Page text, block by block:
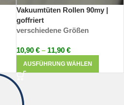
Vakuumtüten Rollen 90my |
goffriert
verschiedene Größen
10,90 €– 11,90 €
AUSFÜHRUNG WÄHLEN